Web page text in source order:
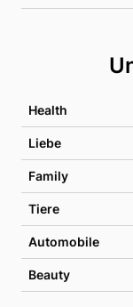
Health
Liebe
Family
Tiere
Automobile
Beauty